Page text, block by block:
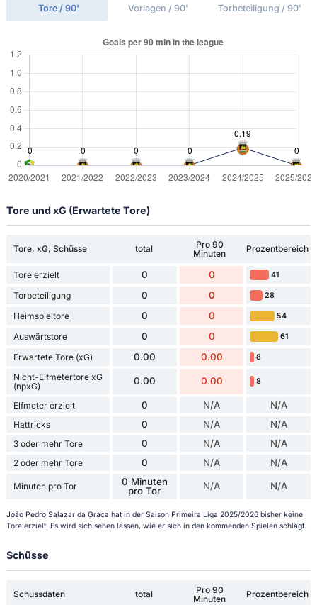
Tore / 90' Vorlagen / 90' Torbeteiligung / 90'
Tore und xG (Erwartete Tore)
Tore, xG, Schüsse total
Pro 90
Minuten
Prozentbereich
Tore erzielt 0 0 41
Torbeteiligung 0 0 28
Heimspieltore 0 0 54
Auswärtstore 0 0 61
Erwartete Tore (xG) 0.00 0.00 8
Nicht-Elfmetertore xG
(npxG)
0.00 0.00 8
Elfmeter erzielt 0 N/A N/A
Hattricks 0 N/A N/A
3 oder mehr Tore 0 N/A N/A
2 oder mehr Tore 0 N/A N/A
Minuten pro Tor
0 Minuten
pro Tor
N/A N/A
João Pedro Salazar da Graça hat in der Saison Primeira Liga 2025/2026 bisher keine
Tore erzielt. Es wird sich sehen lassen, wie er sich in den kommenden Spielen schlägt.
Schüsse
Schussdaten total
Pro 90
Minuten
Prozentbereich